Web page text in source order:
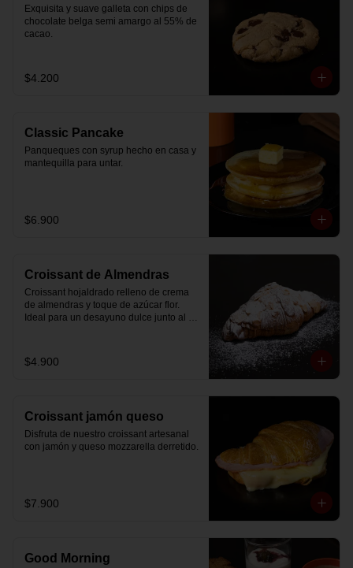
Exquisita y suave galleta con chips de
chocolate belga semi amargo al 55% de
cacao.
$4.200
Classic Pancake
Panqueques con syrup hecho en casa y
mantequilla para untar.
$6.900
Croissant de Almendras
Croissant hojaldrado relleno de crema
de almendras y toque de azúcar flor.
Ideal para un desayuno dulce junto al
$4.900
Croissant jamón queso
Disfruta de nuestro croissant artesanal
con jamón y queso mozzarella derretido.
$7.900
Good Morning